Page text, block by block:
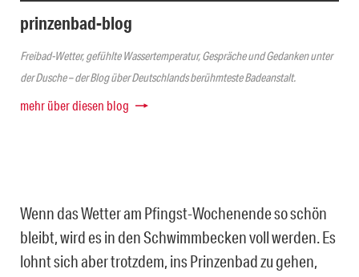
prinzenbad-blog
Freibad-Wetter, gefühlte Wassertemperatur, Gespräche und Gedanken unter
der Dusche – der Blog über Deutschlands berühmteste Badeanstalt.
mehr über diesen blog
Wenn das Wetter am Pfingst-Wochenende so schön
bleibt, wird es in den Schwimmbecken voll werden. Es
lohnt sich aber trotzdem, ins Prinzenbad zu gehen,